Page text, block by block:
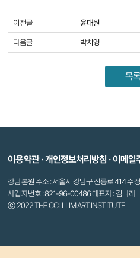
이전글 윤대원
다음글 박치영
목록
이용약관·개인정보처리방침 ·이메일
강남본원 주소 : 서울시 강남구 선릉로 414
사업자번호 : 821-96-00486 대표자 : 김나래
ⓒ 2022 THE CCLLLIM ART INSTITUTE